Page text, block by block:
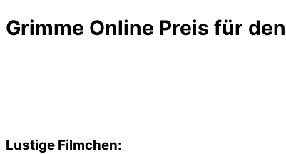
Grimme Online Preis für
Lustige Filmchen: